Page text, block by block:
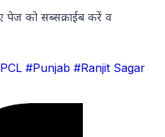
को सब्सक्राईब करें व
#Punjab #Ranjit Sagar